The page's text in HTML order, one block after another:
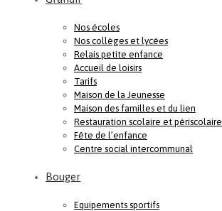
Nos écoles
Nos collèges et lycées
Relais petite enfance
Accueil de loisirs
Tarifs
Maison de la Jeunesse
Maison des familles et du lien
Restauration scolaire et périscolaire
Fête de l’enfance
Centre social intercommunal
Bouger
Equipements sportifs